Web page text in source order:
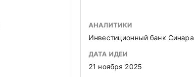
АНАЛИТИКИ
Инвестиционный банк Синара
ДАТА ИДЕИ
21 ноября 2025